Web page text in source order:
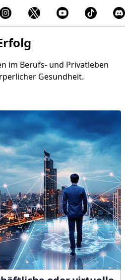
im Berufs- und Privatleben
Gesundheit.